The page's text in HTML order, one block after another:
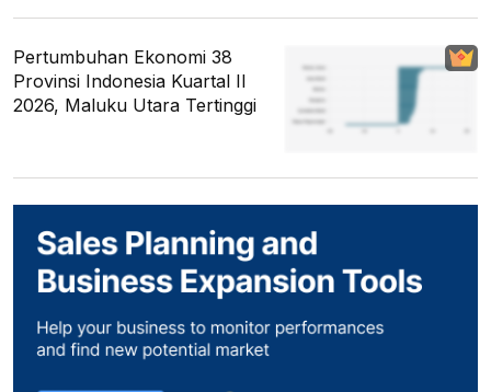
Pertumbuhan Ekonomi 38
Provinsi Indonesia Kuartal II
2026, Maluku Utara Tertinggi